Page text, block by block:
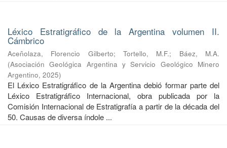
Léxico Estratigráfico de la Argentina volumen II.
Cámbrico
Aceñolaza, Florencio Gilberto;Tortello, M.F.; Báez, M.A.
(Asociación Geológica Argentina y Servicio Geológico Minero
Argentino, 2025)
El Léxico Estratigráfico de la Argentina debió formar parte del
Léxico Estratigráfico Internacional, obra publicada por la
Comisión Internacional de Estratigrafía a partir de la década del
50. Causas de diversa índole ...